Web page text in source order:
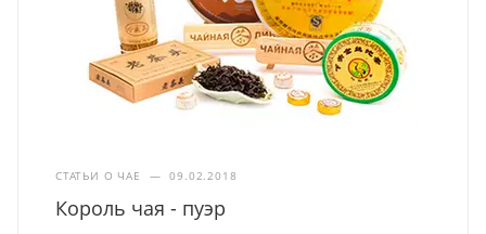
СТАТЬИ О ЧАЕ — 09.02.2018
Король чая - пуэр